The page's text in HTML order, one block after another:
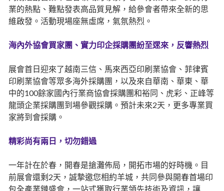
業的熱點、難點發表高品質見解，給參會者帶來全新的思
維啟發。活動現場座無虛席，氣氛熱烈。
海內外協會買家團、實力印企採購團紛至遝來，反響熱烈
展會首日迎來了越南三信、馬來西亞印刷業協會、菲律賓
印刷業協會等眾多海外採購團，以及來自華南、華東、華
中的100餘家國內行業商協會採購團和裕同、虎彩、正峰等
龍頭企業採購團到場參觀採購。預計未來2天，更多專業買
家將到會採購。
精彩尚有兩日，切勿錯過
一年計在於春，開春是搶灘佈局，開拓市場的好時機。目
前展會還剩2天，誠摯邀您相約羊城，共同參與開春首場印
包全產業鏈盛會，一站式獲取行業領先技術及資訊，讓